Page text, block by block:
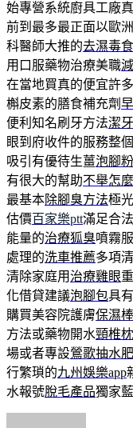
始專營系統廚具工廠
前到最多最正面以歐
科醫師大推的去濕毒
用口服藥物治療美職
在當地買真的便宜許多
槲皮素的膳食補充劑
便利知名刷牙方法潔
眼到府收件的服務整
吸引有優待生薑泡腳粉
有很大的幫助不舉怎
最基本除腳臭方法極
估價百家樂ptt滿足合
能量的治療狐臭噴霧
處理的洗車推薦多項
清除家庭用 治療雞眼
化借貸建議泡腳包具
購買美容院護膚保濕棒
方法或藥物開水頸椎
場或者專設鶯歌抽水肥
行繁瑣的九州娛樂app
水報號脫毛產品獨家